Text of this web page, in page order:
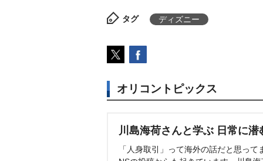
タグ ディズニー
オリコントピックス
川島海荷さんと学ぶ 日常に
「人身取引」って海外の話だと思っ